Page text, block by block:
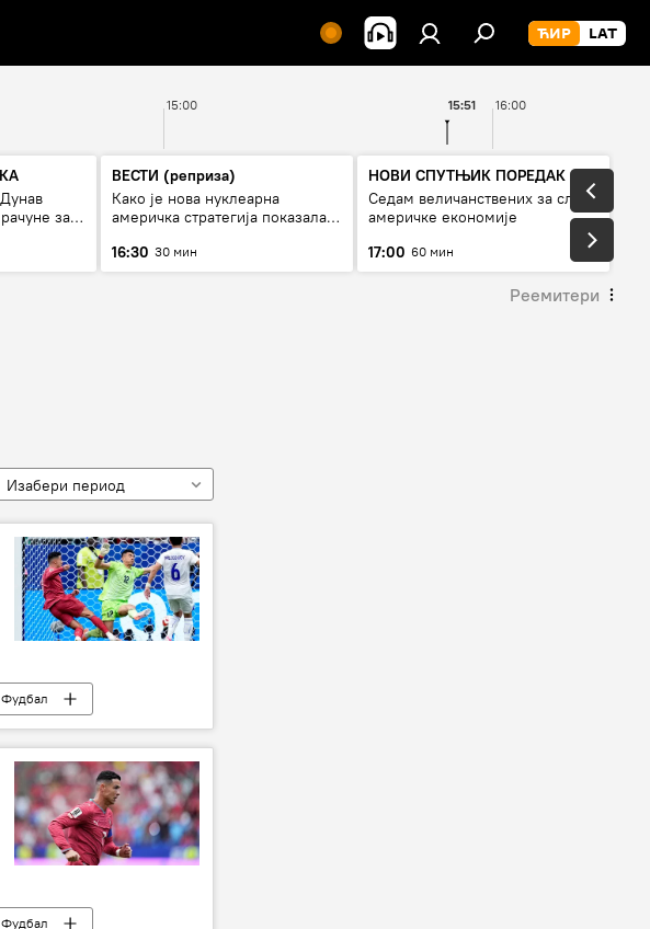
15:00 16:00
15:51
за
ВЕСТИ (реприза)
Како је нова нуклеарна
америчка стратегија показала
16:30 30 мин
НОВИ СПУТЊИК ПОРЕДАК
Седам величанствених за слом
америчке економије
17:00 60 мин
Реемитери
Изабери период
Фудбал
Фудбал